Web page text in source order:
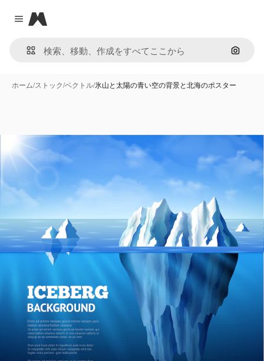
Close menu
Magnific
画像で
ホーム/ストック/ベクトル/氷山と太陽の青い空の背景と北海のポスター